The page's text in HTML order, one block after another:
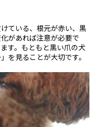
ている、根元が赤い、黒
があれば注意が必要で
す。もともと黒い爪の犬
を見ることが大切です。